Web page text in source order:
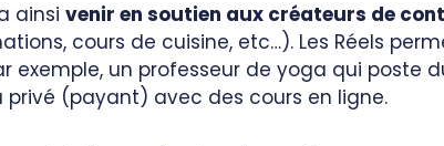
ainsi venir en soutien aux créateurs de
cours de cuisine, etc…). Les Réels
exemple, un professeur de yoga qui poste
(payant) avec des cours en ligne.